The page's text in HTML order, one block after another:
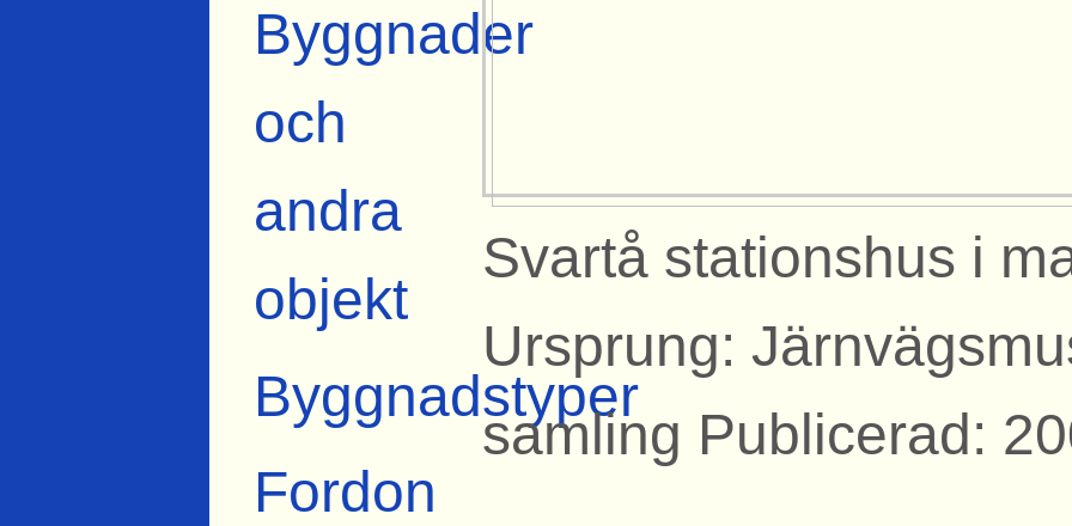
Byggnader
och
andra
objekt
Byggnadstyper
Fordon
Svartå stationshus i
Ursprung:
samling Publicerad: